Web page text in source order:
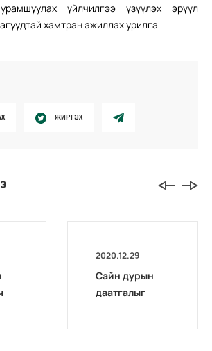
үйлчилгээ үзүүлэх эрүүл
хамтран ажиллах урилга
ЖИРГЭХ
2020.12.29
Сайн дурын
даатгалыг